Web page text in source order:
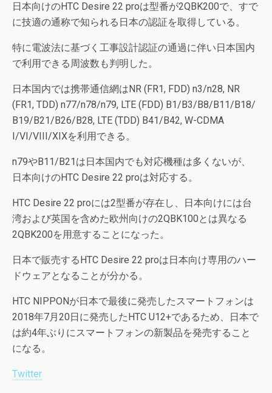
日本向けのHTC Desire 22 proは型番が2QBK200で、すで
に技適の通称で知られる日本の認証を取得している。
特に電波法に基づく工事設計認証の通過に伴い日本国内
で利用できる周波数も判明した。
日本国内では携帯通信網はNR (FR1, FDD) n3/n28, NR
(FR1, TDD) n77/n78/n79, LTE (FDD) B1/B3/B8/B11/B18/
B19/B21/B26/B28, LTE (TDD) B41/B42, W-CDMA
I/VI/VIII/XIXを利用できる。
n79やB11/B21は日本国内でも対応機種は多くないが、
日本向けのHTC Desire 22 proは対応する。
HTC Desire 22 proには2型番が存在し、日本向けには台
湾および英国を含めた欧州向けの2QBK100とは異なる
2QBK200を用意することになった。
日本で販売するHTC Desire 22 proは日本向け専用のハー
ドウェアとなることが分かる。
HTC NIPPONが日本で最後に発売したスマートフォンは
2018年7月20日に発売したHTC U12+であるため、日本で
は約4年ぶりにスマートフォンの新製品を発売すること
になる。
Twitter